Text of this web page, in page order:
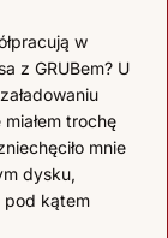
w
z GRUBem? U
trochę
mnie
dysku,
pod kątem